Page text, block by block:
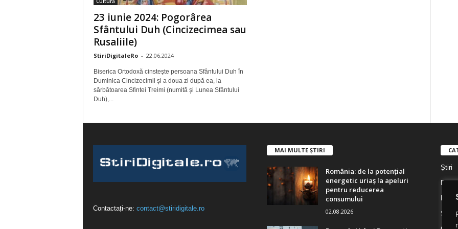
23 iunie 2024: Pogorârea
Sfântului Duh (Cincizecimea sau
Rusaliile)
StiriDigitaleRo - 22.06.2024
Biserica Ortodoxă cinsteşte persoana Sfântului Duh în
Duminica Cincizecimii şi a doua zi după ea, la
sărbătoarea Sfintei Treimi (numită şi Lunea Sfântului
Duh),...
Contactați-ne: contact@stiridigitale.ro
MAI MULTE ȘTIRI
România: de la potențial
energetic uriaș la apeluri
pentru reducerea
consumului
02.08.2026
Știri